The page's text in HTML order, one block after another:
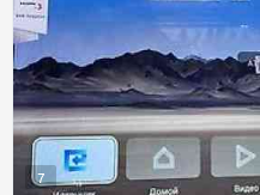
7